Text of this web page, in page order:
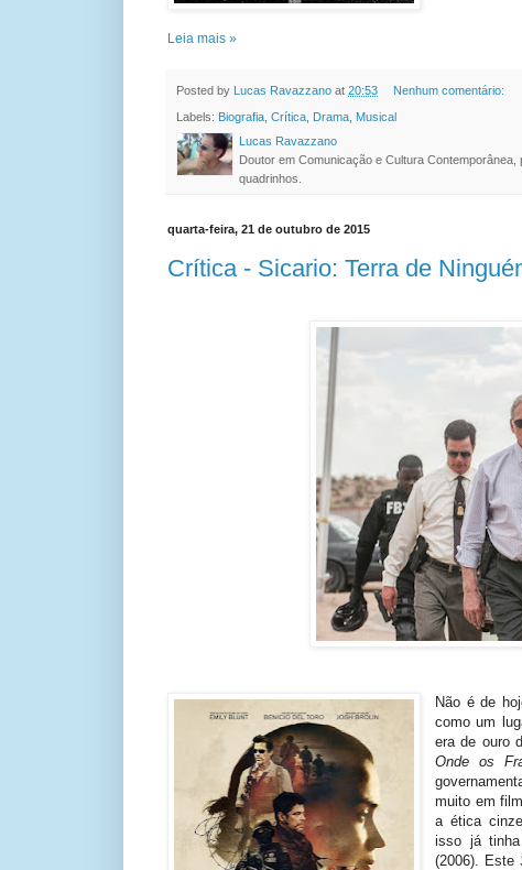
Leia mais »
Posted by Lucas Ravazzano at 20:53 Nenhum comentário:
Labels: Biografia Crítica Drama Musical
Lucas Ravazzano
Doutor em Comunicação e Cultura
quadrinhos.
quarta-feira, 21 de outubro de 2015
Crítica - Sicario: Terra de
Não é de
como um
era de ouro
Onde os
muito em
a ética
isso já
(2006). Este